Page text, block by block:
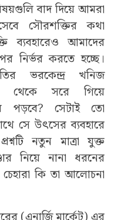
বাদ দিয়ে আমরা
সৌরশক্তির কথা
আমাদের
নির্ভর করতে হচ্ছে।
ভরকেন্দ্র খনিজ
থেকে সরে গিয়ে
পড়বে? সেটাই তো
সে উৎসের ব্যবহারে
নতুন মাত্রা যুক্ত
নিয়ে নানা ধরনের
কি তা আলোচনা